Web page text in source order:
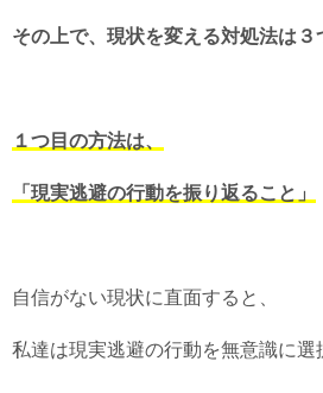
その上で、現状を変える対処法は３
１つ目の方法は、
「現実逃避の行動を振り返ること」
自信がない現状に直面すると、
私達は現実逃避の行動を無意識に選